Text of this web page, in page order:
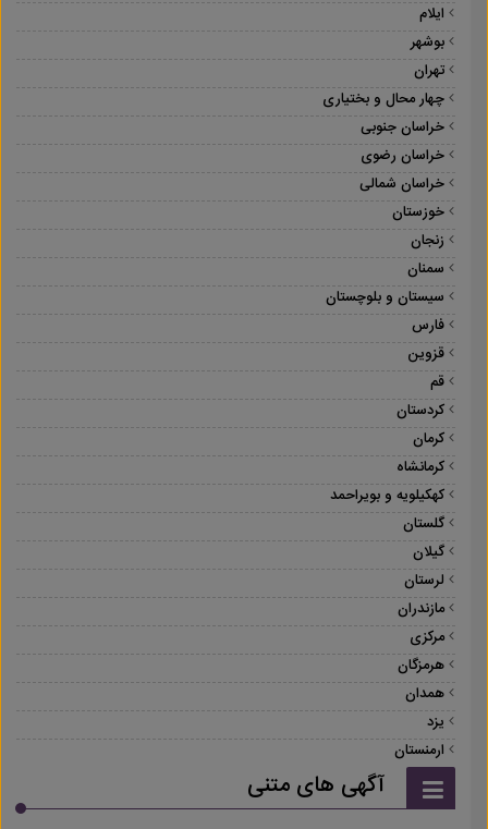
ایلام
بوشهر
تهران
چهار محال و بختیاری
خراسان جنوبی
خراسان رضوی
خراسان شمالی
خوزستان
زنجان
سمنان
سیستان و بلوچستان
فارس
قزوین
قم
کردستان
کرمان
کرمانشاه
کهکیلویه و بویراحمد
گلستان
گیلان
لرستان
مازندران
مرکزی
هرمزگان
همدان
یزد
ارمنستان
آگهی های متنی